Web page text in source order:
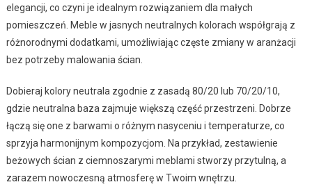
elegancji, co czyni je idealnym rozwiązaniem dla małych
pomieszczeń. Meble w jasnych neutralnych kolorach współgrają z
różnorodnymi dodatkami, umożliwiając częste zmiany w aranżacji
bez potrzeby malowania ścian.
Dobieraj kolory neutrala zgodnie z zasadą 80/20 lub 70/20/10,
gdzie neutralna baza zajmuje większą część przestrzeni. Dobrze
łączą się one z barwami o różnym nasyceniu i temperaturze, co
sprzyja harmonijnym kompozycjom. Na przykład, zestawienie
beżowych ścian z ciemnoszarymi meblami stworzy przytulną, a
zarazem nowoczesną atmosferę w Twoim wnętrzu.